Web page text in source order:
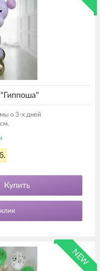
о 3-х дней
Купить
NEW